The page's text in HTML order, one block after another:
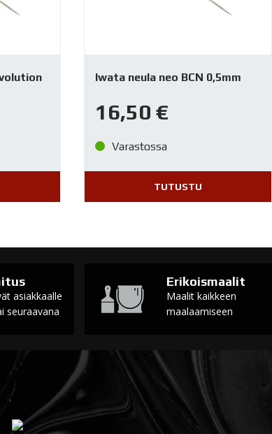
Iwata neula neo BCN 0,5mm
16,50€
Varastossa
TUTUSTU
asiakkaalle
seuraavana
Erikoismaalit
Maalit kaikkeen
maalaamiseen